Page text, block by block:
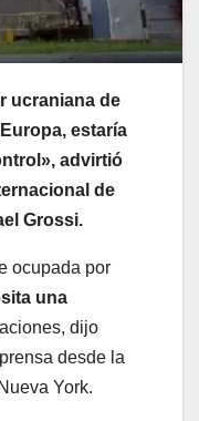
ucraniana de
estaría
advirtió
de
Grossi.
ocupada por
una
dijo
desde la
York.